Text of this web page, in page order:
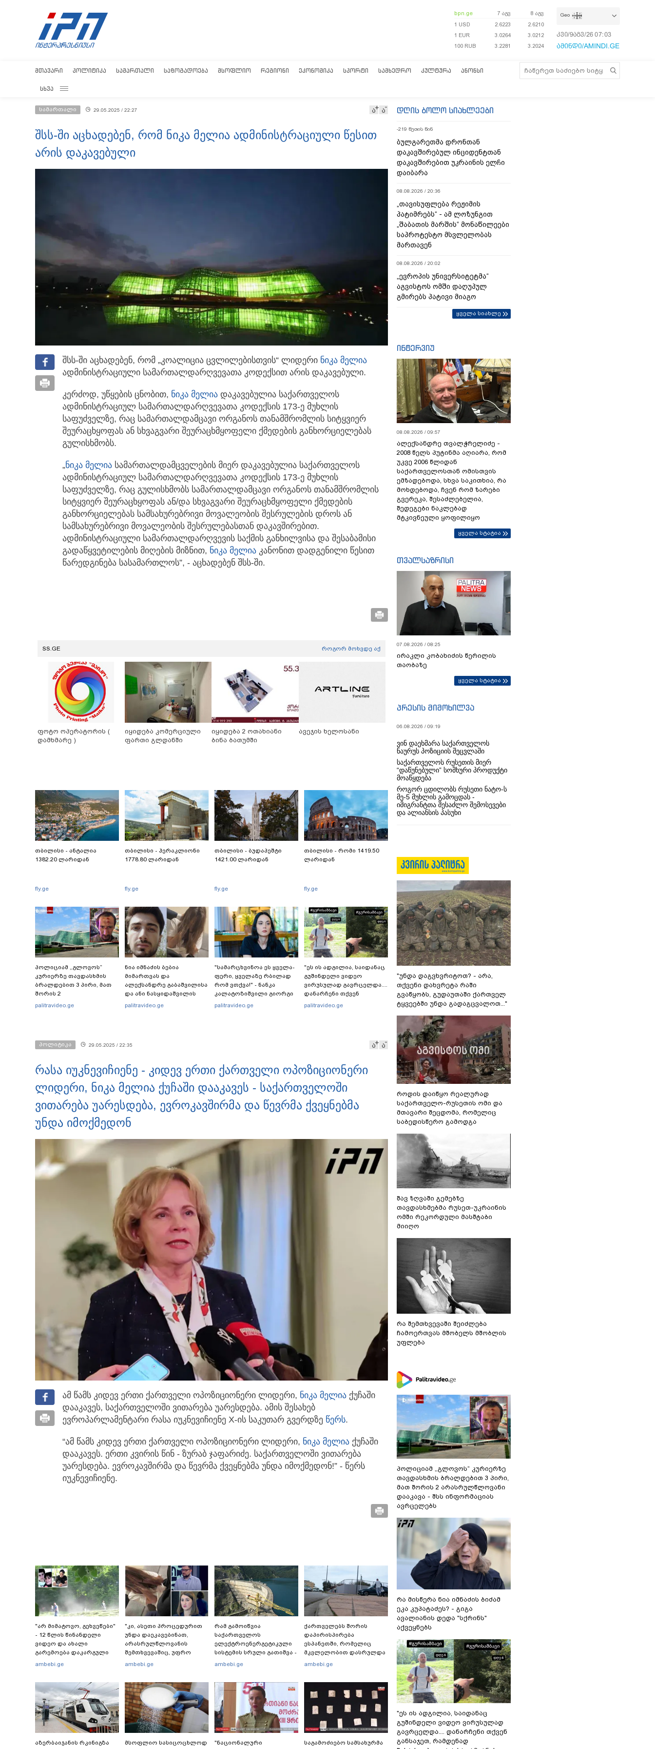
bpn.ge 7 აგვ
8 აგვ
1 USD
2.6223
2.6210
1 EUR
3.0264
3.0212
100 RUB
3.2281 3.2024
Geo
კვი/9აგვ/26 07:03:28
ამინდი/AMINDI.GE
ᲛᲗᲐᲕᲐᲠᲘ ᲞᲝᲚᲘᲢᲘᲙᲐ ᲡᲐᲛᲐᲠᲗᲐᲚᲘ ᲡᲐᲖᲝᲒᲐᲓᲝᲔᲑᲐ ᲛᲡᲝᲤᲚᲘᲝ ᲠᲔᲒᲘᲝᲜᲘ ᲔᲙᲝᲜᲝᲛᲘᲙᲐ ᲡᲞᲝᲠᲢᲘ ᲡᲐᲛᲮᲔᲓᲠᲝ ᲙᲣᲚᲢᲣᲠᲐ ᲐᲜᲝᲜᲡᲘ
ᲡᲮᲕᲐ
სამართალი 29.05.2025 / 22:27 ა ა
შსს-ში აცხადებენ, რომ ნიკა მელია ადმინისტრაციული წესით
არის დაკავებული
შსს-ში აცხადებენ, რომ „კოალიცია ცვლილებისთვის“ ლიდერი ნიკა მელია
ადმინისტრაციული სამართალდარღვევათა კოდექსით არის დაკავებული.
კერძოდ, უწყების ცნობით, ნიკა მელია დაკავებულია საქართველოს
ადმინისტრაციულ სამართალდარღვევათა კოდექსის 173-ე მუხლის
საფუძველზე, რაც სამართალდამცავი ორგანოს თანამშრომლის სიტყვიერ
შეურაცხყოფას ან სხვაგვარი შეურაცხმყოფელი ქმედების განხორციელებას
გულისხმობს.
„ნიკა მელია სამართალდამცველების მიერ დაკავებულია საქართველოს
ადმინისტრაციულ სამართალდარღვევათა კოდექსის 173-ე მუხლის
საფუძველზე, რაც გულისხმობს სამართალდამცავი ორგანოს თანამშრომლის
სიტყვიერ შეურაცხყოფას ან/და სხვაგვარი შეურაცხმყოფელი ქმედების
განხორციელებას სამსახურებრივი მოვალეობის შესრულების დროს ან
სამსახურებრივი მოვალეობის შესრულებასთან დაკავშირებით.
ადმინისტრაციული სამართალდარღვევის საქმის განხილვისა და შესაბამისი
გადაწყვეტილების მიღების მიზნით, ნიკა მელია კანონით დადგენილი წესით
წარედგინება სასამართლოს”, - აცხადებენ შსს-ში.
SS.GE როგორ მოხვდე აქ
ფოტო ოპერატორის (
დამხმარე )
იყიდება კომერციული
ფართი გლდანში
იყიდება 2 ოთახიანი
ბინა ბათუმში
ავეჯის ხელოსანი
თბილისი - ანტალია
1382.20 ლარიდან
fly.ge
თბილისი - ჰერაკლიონი
1778.80 ლარიდან
fly.ge
თბილისი - ბუდაპეშტი
1421.00 ლარიდან
fly.ge
თბილისი - რომი 1419.50
ლარიდან
fly.ge
პოლიციამ ,,გლოვოს”
კურიერზე თავდასხმის
ბრალდებით 3 პირი, მათ
შორის 2
არასრულწლოვანი
palitravideo.ge
ნია იმნაძის ბებია
მიმართვას და
ალექსანდრე გაბაშვილისა
და ანი ნასყიდაშვილის
პირადი მიმოწერის
palitravideo.ge
"სა­მარ­ცხვი­ნოა ეს ყვე­ლა­
ფე­რი, ყვე­ლა­ზე რბი­ლად
რომ ვთქვა!" - ნანკა
კალატოზიშვილი გიორგი
ბარამიძის განცხადებას
palitravideo.ge
"ეს ის ადგილია, საიდანაც
გუშინდელი ვიდეო
ვირუსულად გავრცელდა....
დანარჩენი თქვენ
განსაჯეთ, რამდენად
სადაც 12 წლის წინ გურამ
palitravideo.ge
პოლიტიკა 29.05.2025 / 22:35 ა ა
რასა იუკნევიჩიენე - კიდევ ერთი ქართველი ოპოზიციონერი
ლიდერი, ნიკა მელია ქუჩაში დააკავეს - საქართველოში
ვითარება უარესდება, ევროკავშირმა და წევრმა ქვეყნებმა
უნდა იმოქმედონ
ამ წამს კიდევ ერთი ქართველი ოპოზიციონერი ლიდერი, ნიკა მელია ქუჩაში
დააკავეს, საქართველოში ვითარება უარესდება. ამის შესახებ
ევროპარლამენტარი რასა იუკნევიჩიენე X-ის საკუთარ გვერდზე წერს.
“ამ წამს კიდევ ერთი ქართველი ოპოზიციონერი ლიდერი, ნიკა მელია ქუჩაში
დააკავეს. ერთი კვირის წინ - ზურაბ ჯაფარიძე. საქართველოში ვითარება
უარესდება. ევროკავშირმა და წევრმა ქვეყნებმა უნდა იმოქმედონ!” - წერს
იუკნევიჩიენე.
"არ მიმატოვო, გეხვეწები"
- 12 წლის წინანდელი
ვიდეო და ახალი
გარემოება დაკარგული
ბიჭის საქმეში: რას ამბობს
ambebi.ge
"კი, ასეთი პროცედურით
უნდა დაეკავებინათ,
არასრულწლოვანის
შემთხვევაშიც, უფრო
მსუბუქი ვარიანტი ძნელი
აღსრულდა განჩინება
ღამე" - იურისტები
ambebi.ge
რამ გამოიწვია
საქართველოს
ელექტროენერგეტიკული
სისტემის სრული გათიშვა -
რას ამბობს სემეკ-ის
ambebi.ge
ქართველებს შორის
დაპირისპირება
ესპანეთში, რომელიც
მკვლელობით დასრულდა
- რას წერს
რაინდის"
ambebi.ge
აზერბაიჯანის რკინიგზა
მსოფლიო სასიცოცხლოდ
"ნაციონალური
საგამოძიებო სამსახურმა
დღის ბოლო სიახლეები
-219 წუთის წინ
ბულგარეთმა დრონთან
დაკავშირებულ ინციდენტთან
დაკავშირებით უკრაინის ელჩი
დაიბარა
08.08.2026 / 20:36
„თავისუფლება რეჟიმის
პატიმრებს“ - ამ ლოზუნგით
„შაბათის მარშის“ მონაწილეები
საპროტესტო მსვლელობას
მართავენ
08.08.2026 / 20:02
„ევროპის უნივერსიტეტმა“
აგვისტოს ომში დაღუპულ
გმირებს პატივი მიაგო
ყველა სიახლე
ინტერვიუ
08.08.2026 / 09:57
ალექსანდრე თვალჭრელიძე -
2008 წელს პუტინმა აღიარა, რომ
უკვე 2006 წლიდან
საქართველოსთან ომისთვის
ემზადებოდა, სხვა საკითხია, რა
მოხდებოდა, ჩვენ რომ ზარები
გვერეკა, შესაძლებელია,
შედეგები ნაკლებად
მტკივნეული ყოფილიყო
ყველა სტატია
თვალსაზრისი
07.08.2026 / 08:25
ირაკლი კობახიძის წერილის
თაობაზე
ყველა სტატია
პრესის მიმოხილვა
06.08.2026 / 09:19
ვინ დაეხმარა საქართველოს
ნაურუს პოზიციის შეცვლაში
საქართველოს რუსეთის მიერ
“დაწუნებული” სომხური პროდუქტი
მოაწყდება
როგორ ცდილობს რუსეთი ნატო-ს
მე-5 მუხლის გამოცდას -
იმიგრანტთა შესაძლო შემოსევები
და ალიანსის პასუხი
"უნდა დაგვხვრიტოთ? - არა,
თქვენი დახვრეტა რაში
გვაწყობს, გუდაუთაში ქართველ
ტყვეებში უნდა გადაგცვალოთ..."
როდის დაიწყო რეალურად
საქართველო-რუსეთის ომი და
მთავარი შეცდომა, რომელიც
საბედისწერო გამოდგა
შავ ზღვაში გემებზე
თავდასხმებმა რუსეთ-უკრაინის
ომში რეკორდული მასშტაბი
მიიღო
რა შემთხვევაში შეიძლება
ჩამოერთვას მშობელს მშობლის
უფლება
პოლიციამ ,,გლოვოს” კურიერზე
თავდასხმის ბრალდებით 3 პირი,
მათ შორის 2 არასრულწლოვანი
დააკავა - შსს ინფორმაციას
ავრცელებს
რა მისწერა ნია იმნაძის ბიძამ
ეკა კუპატაძეს? - გიგა
ავალიანის დედა "სქრინს"
აქვეყნებს
"ეს ის ადგილია, საიდანაც
გუშინდელი ვიდეო ვირუსულად
გავრცელდა.... დანარჩენი თქვენ
განსაჯეთ, რამდენად